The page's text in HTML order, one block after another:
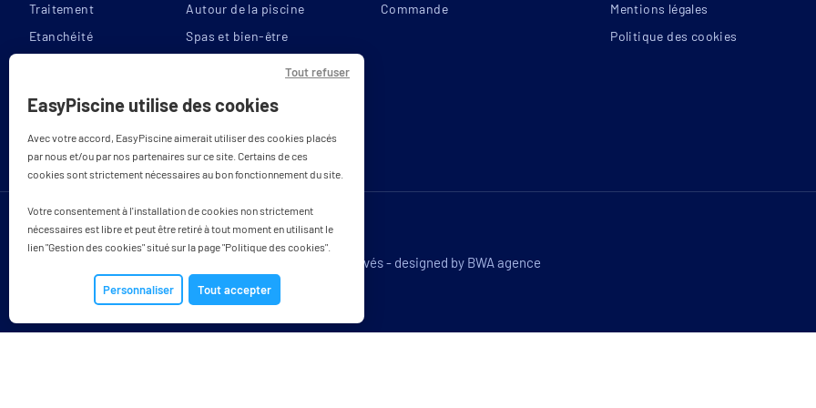
EasyPiscine utilise des cookies
Avec votre accord, EasyPiscine aimerait utiliser des cookies placés
par nous et/ou par nos partenaires sur ce site. Certains de ces
cookies sont strictement nécessaires au bon fonctionnement du site.
Votre consentement à l'installation de cookies non strictement
nécessaires est libre et peut être retiré à tout moment en utilisant le
lien "Gestion des cookies" situé sur la page "Politique des cookies".
Tout accepter
Tout refuser
Personnaliser
Évacuation des eaux
pluviales
Grille largeur 20 cm avec protection anti-UV en sous-face
Système d'accrochage
Pitons P inox + Sandowclick 2 embouts de 60 cm
Fabrication
Dimensions du bassin maxi
Type de bassin Ne convient pas aux piscines à débordement et miroir
Traitement
Etanchéité
Chauffage
Autour de la piscine
Spas et bien-être
Commande
Mentions légales
Politique des cookies
Tous droits réservés - designed by BWA agence